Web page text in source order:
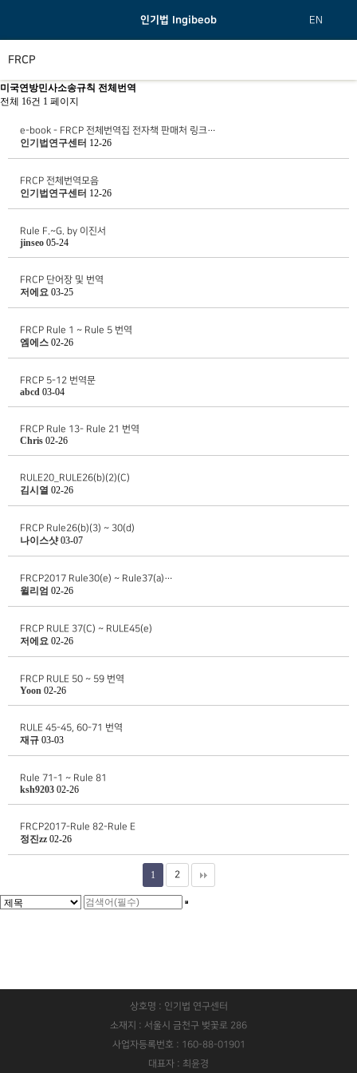
인기법 Ingibeob EN
FRCP
미국연방민사소송규칙 전체번역
전체 16건 1 페이지
e-book - FRCP 전체번역집 전자책 판매처 링크…
인기법연구센터 12-26
FRCP 전체번역모음
인기법연구센터 12-26
Rule F.~G. by 이진서
jinseo 05-24
FRCP 단어장 및 번역
저에요 03-25
FRCP Rule 1 ~ Rule 5 번역
엠에스 02-26
FRCP 5-12 번역문
abcd 03-04
FRCP Rule 13- Rule 21 번역
Chris 02-26
RULE20_RULE26(b)(2)(C)
김시열 02-26
FRCP Rule26(b)(3) ~ 30(d)
나이스샷 03-07
FRCP2017 Rule30(e) ~ Rule37(a)…
윌리엄 02-26
FRCP RULE 37(C) ~ RULE45(e)
저에요 02-26
FRCP RULE 50 ~ 59 번역
Yoon 02-26
RULE 45-45, 60-71 번역
재규 03-03
Rule 71-1 ~ Rule 81
ksh9203 02-26
FRCP2017-Rule 82-Rule E
정진zz 02-26
1 2
상호명 : 인기법 연구센터
소재지 : 서울시 금천구 벚꽃로 286
사업자등록번호 : 160-88-01901
대표자 : 최윤경